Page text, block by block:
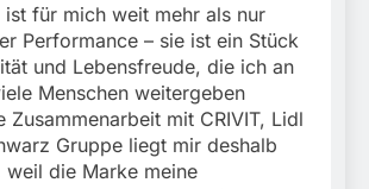
ist für mich weit mehr als nur
Performance – sie ist ein Stück
und Lebensfreude, die ich an
Menschen weitergeben
Zusammenarbeit mit CRIVIT, Lidl
Gruppe liegt mir deshalb
weil die Marke meine